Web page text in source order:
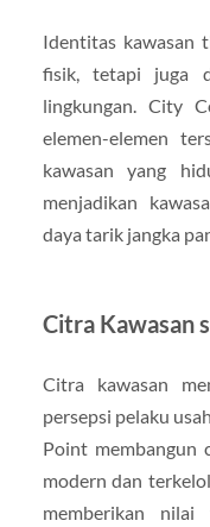
Identitas kawasan
fisik, tetapi juga
lingkungan. City
elemen-elemen
kawasan yang
menjadikan
daya tarik jangka
Citra Kawasan
Citra kawasan
persepsi pelaku
Point membangun
modern dan
memberikan nilai